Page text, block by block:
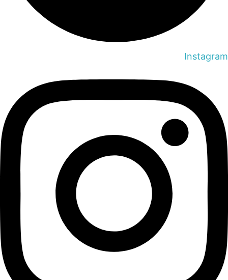
Instagram